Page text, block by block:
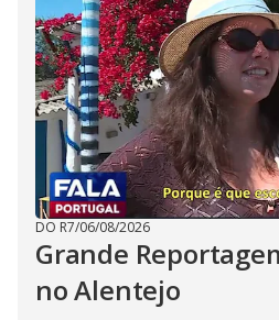
DO R7/06/08/2026
Grande
no Alentejo